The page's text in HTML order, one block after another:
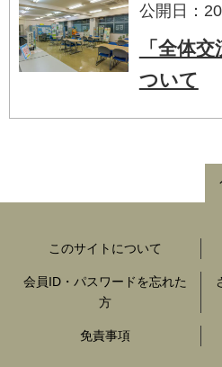
公開日：
「全体
ついて
このサイトについて
会員ID・パスワードを忘れた
方
免責事項